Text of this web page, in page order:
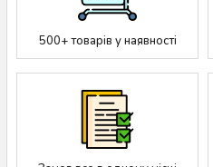
500+ товарів у наявності